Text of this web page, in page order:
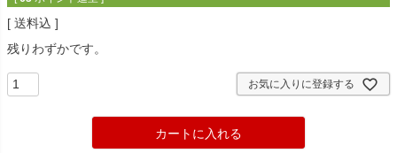
送料込
残りわずかです。
お気に入りに登録する
カートに入れる